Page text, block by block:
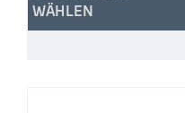
WÄHLEN